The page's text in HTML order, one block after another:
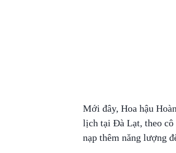
Mới đây, Hoa hậu
lịch tại Đà Lạt, theo cô
nạp thêm năng lượng